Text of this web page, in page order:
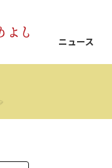
ニュース